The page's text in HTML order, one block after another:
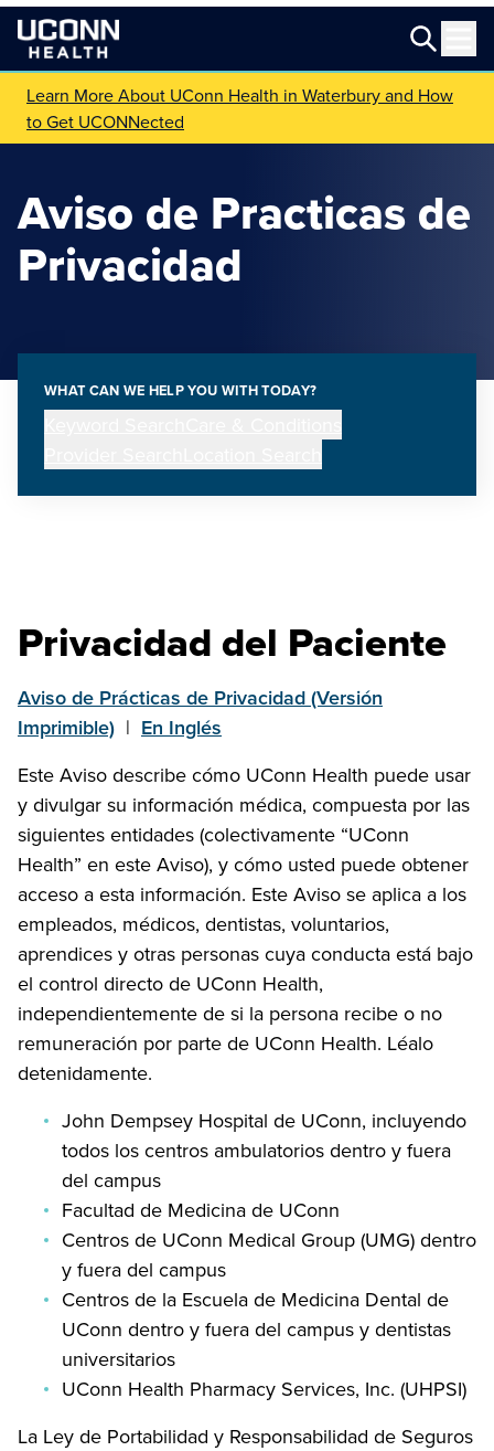
Learn More About UConn Health in Waterbury and How
to Get UCONNected
Aviso de Practicas de
Privacidad
WHAT CAN WE HELP YOU WITH TODAY?
Privacidad del Paciente
Aviso de Prácticas de Privacidad (Versión
Imprimible) | En Inglés
Este Aviso describe cómo UConn Health puede usar
y divulgar su información médica, compuesta por las
siguientes entidades (colectivamente “UConn
Health” en este Aviso), y cómo usted puede obtener
acceso a esta información. Este Aviso se aplica a los
empleados, médicos, dentistas, voluntarios,
aprendices y otras personas cuya conducta está bajo
el control directo de UConn Health,
independientemente de si la persona recibe o no
remuneración por parte de UConn Health. Léalo
detenidamente.
John Dempsey Hospital de UConn, incluyendo
todos los centros ambulatorios dentro y fuera
del campus
Facultad de Medicina de UConn
Centros de UConn Medical Group (UMG) dentro
y fuera del campus
Centros de la Escuela de Medicina Dental de
UConn dentro y fuera del campus y dentistas
universitarios
UConn Health Pharmacy Services, Inc. (UHPSI)
La Ley de Portabilidad y Responsabilidad de Seguros